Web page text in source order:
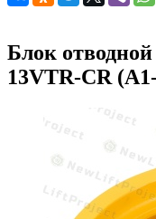
Блок
13VTR-CR